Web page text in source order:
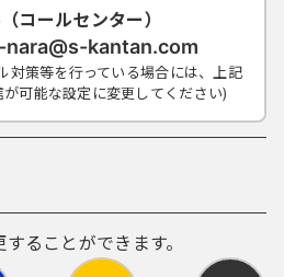
コールセンター）
kantan.com
対策等を行っている場合には、上記
可能な設定に変更してください)
ることができます。